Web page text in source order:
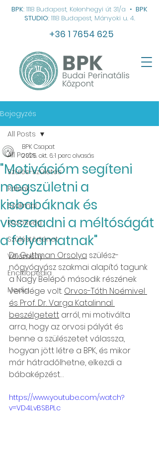
BPK: 1118 Budapest, Kelenhegyi út 31/a • BPK
STUDIO: 1118 Budapest, Mányoki u. 4.
+36 1 7654 625
Bejegyzés
All Posts
Szülés-születés
Rólunk
Szakmai
Közösség
Szüléstörténet
Vélemény
Enciklopédia
Media
All Posts
"Motivációm segíteni
megszületni a
kisbabáknak és
visszaadni a méltóságát
a folyamatnak"
BPK Csapat
2025. okt. 6.1 perc olvasás
Dr. Guttman Orsolya szülész-
nőgyógyász szakmai alapító tagunk
a Nagy Belépő második részének
vendége volt. Orvos-Tóth Noémivel
és Prof. Dr. Varga Katalinnal
beszélgetett arról, mi motiválta
arra, hogy az orvosi pályát és
benne a szülészetet válassza,
hogyan jött létre a BPK, és mikor
már hátradőlhetne, elkezdi a
bábaképzést…
https://www.youtube.com/watch?
v=VD4LvBSBPLc